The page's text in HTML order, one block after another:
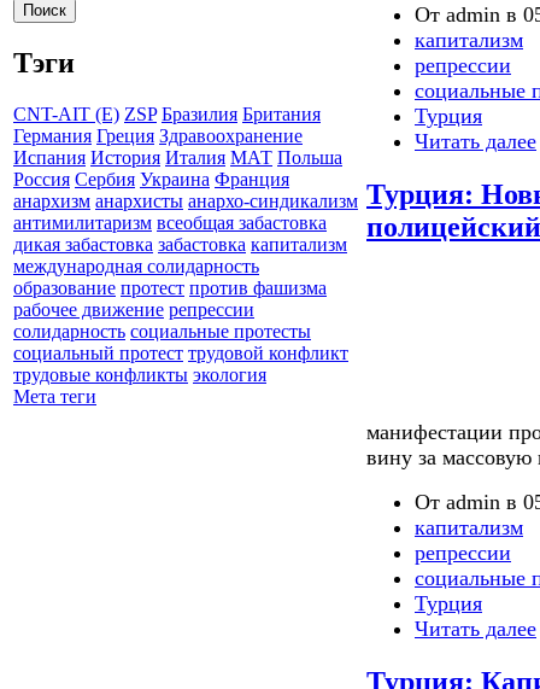
Тэги
CNT-AIT (E) ZSP Бразилия Британия
Германия Греция Здравоохранение
Испания История Италия МАТ Польша
Россия Сербия Украина Франция
анархизм анархисты анархо-синдикализм
антимилитаризм всеобщая забастовка
дикая забастовка забастовка капитализм
международная солидарность
образование протест против фашизма
рабочее движение репрессии
солидарность социальные протесты
социальный протест трудовой конфликт
трудовые конфликты экология
Мета теги
От admin в
капитализм
репрессии
социальные
Турция
Читать далее
Турция:
манифестации
вину за массовую
От admin в
капитализм
репрессии
социальные
Турция
Читать далее
Турция: